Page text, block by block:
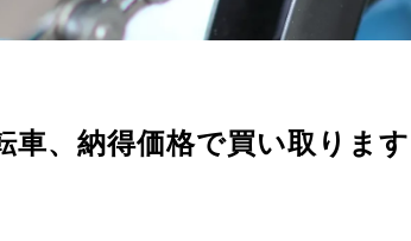
、 納得価格で買い取ります